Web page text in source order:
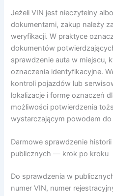
Jeżeli VIN jest nieczytelny
dokumentami, zakup należy
weryfikacji. W praktyce
dokumentów
sprawdzenie auta w miejscu,
oznaczenia identyfikacyjne.
kontroli pojazdów lub
lokalizacje i formę oznaczeń
możliwości potwierdzenia
wystarczającym powodem do
Darmowe sprawdzenie
publicznych — krok po kroku
Do sprawdzenia w
numer VIN, numer